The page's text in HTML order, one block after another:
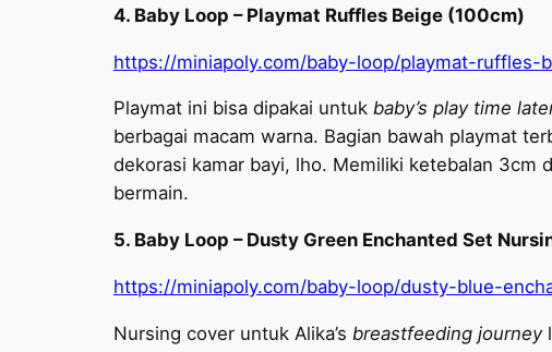
4. Baby Loop – Playmat Ruffles Beige (100cm)
https://miniapoly.com/baby-loop/playmat-ruffles-
Playmat ini bisa dipakai untuk baby’s play time
berbagai macam warna. Bagian bawah playmat
dekorasi kamar bayi, lho. Memiliki ketebalan 3cm
bermain.
5. Baby Loop – Dusty Green Enchanted Set
https://miniapoly.com/baby-loop/dusty-blue-
Nursing cover untuk Alika’s breastfeeding journey